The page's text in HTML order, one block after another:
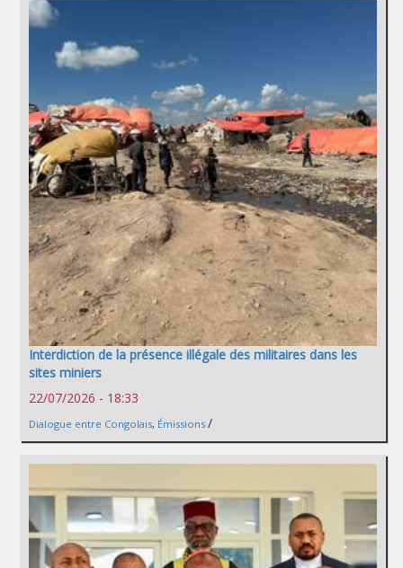
Interdiction de la présence illégale des militaires dans les
sites miniers
22/07/2026 - 18:33
Dialogue entre Congolais, Émissions /